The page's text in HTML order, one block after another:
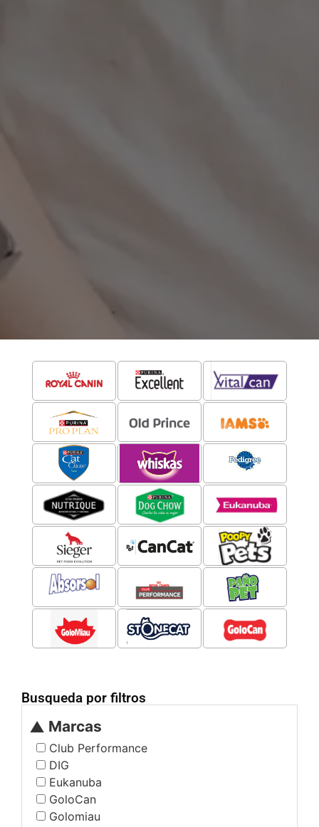
¿Ya tenes tu
Busqueda por filtros
▼ Marcas
Club Performance
DIG
Eukanuba
GoloCan
Golomiau